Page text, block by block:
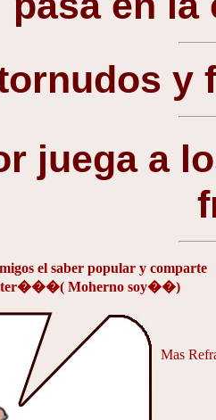
y
juega a
el saber popular y comparte
Moherno soy��)
Mas